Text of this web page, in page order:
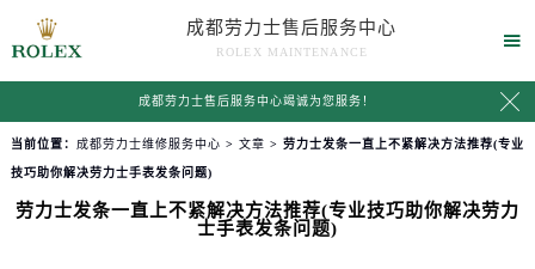
成都劳力士售后服务中心
ROLEX MAINTENANCE

成都劳力士售后服务中心竭诚为您服务！ 
当前位置： 成都劳力士维修服务中心 > 文章 > 劳力士发条一直上不紧解决方法推荐(专业
技巧助你解决劳力士手表发条问题)
劳力士发条一直上不紧解决方法推荐(专业技巧助你解决劳力
士手表发条问题)